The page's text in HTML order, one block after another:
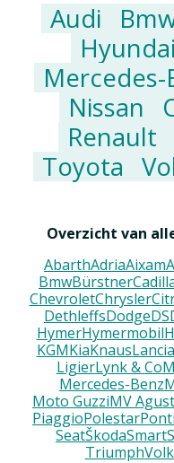
Audi
Hyundai
Mercedes-
Nissan
Renault
Toyota
Overzicht van
AbarthAdriaAixam
BmwBürstner
ChevroletChrysler
DethleffsDodgeDS
HymerHymermobil
KGMKiaKnausLancia
LigierLynk & Co
Mercedes-Benz
Moto GuzziMV
PiaggioPolestar
SeatŠkodaSmart
Triumph